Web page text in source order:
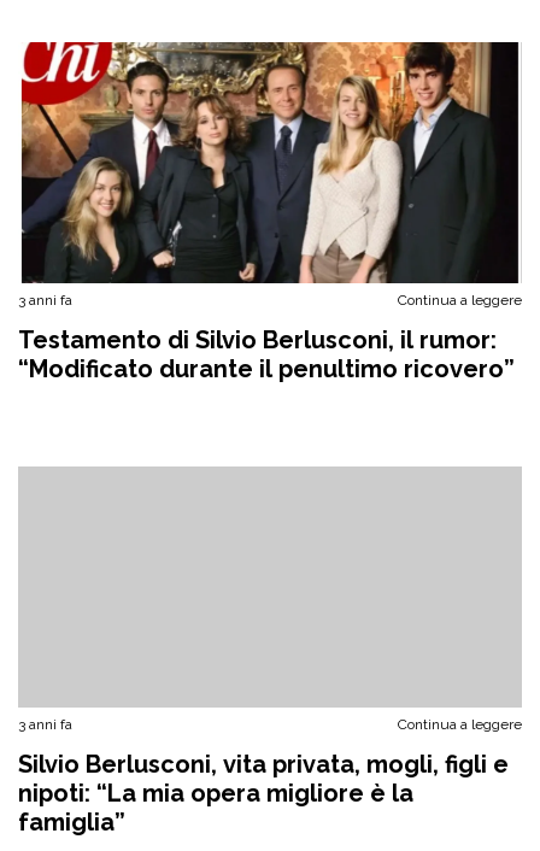
3 anni fa Continua a leggere
Testamento di Silvio Berlusconi, il rumor:
“Modificato durante il penultimo ricovero”
3 anni fa Continua a leggere
Silvio Berlusconi, vita privata, mogli, figli e
nipoti: “La mia opera migliore è la
famiglia”